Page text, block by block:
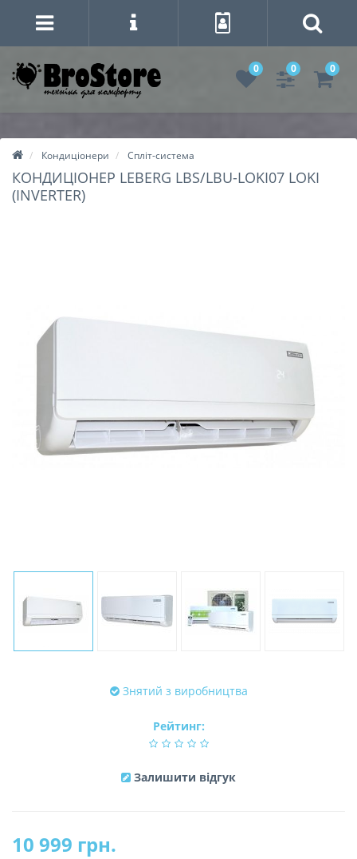
0 0 0
Кондиціонери Спліт-система
КОНДИЦІОНЕР LEBERG LBS/LBU-LOKI07 LOKI
(INVERTER)
Знятий з виробництва
Рейтинг:
Залишити відгук
10 999 грн.